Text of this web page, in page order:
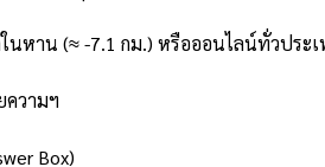
ในหาน (≈ -7.1 กม.) หรือออนไลน์ทั่วประ
วามฯ
Box)